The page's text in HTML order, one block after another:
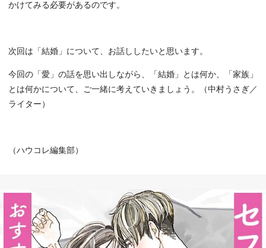
かけてみる必要があるのです。
次回は「結婚」について、お話ししたいと思います。
今回の「愛」の話を思い出しながら、「結婚」とは何か、「家族」
とは何かについて、ご一緒に考えていきましょう。（中村うさぎ／
ライター）
（ハウコレ編集部）